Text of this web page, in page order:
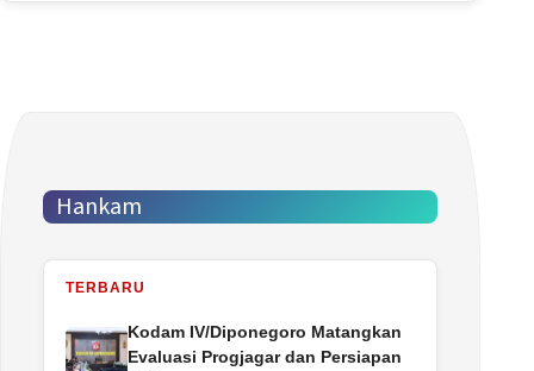
Hankam
TERBARU
Kodam IV/Diponegoro Matangkan
Evaluasi Progjagar dan Persiapan